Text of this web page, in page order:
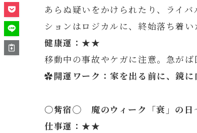
あらぬ疑いをかけられたり、ライ
ションはロジカルに、終始落ち着い
健康運：★★
移動中の事故やケガに注意。急がば
✿開運ワーク：家を出る前に、鏡に
〇觜宿◯ 魔のウィーク「衰」の日
仕事運：★★